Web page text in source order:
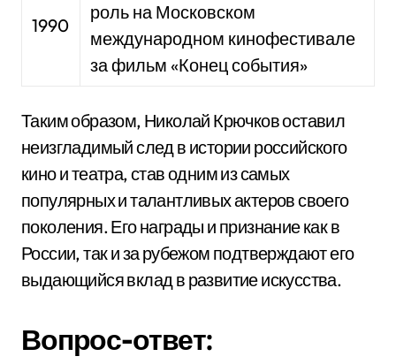
1990
роль на Московском
международном кинофестивале
за фильм «Конец события»
Таким образом, Николай Крючков оставил
неизгладимый след в истории российского
кино и театра, став одним из самых
популярных и талантливых актеров своего
поколения. Его награды и признание как в
России, так и за рубежом подтверждают его
выдающийся вклад в развитие искусства.
Вопрос-ответ: